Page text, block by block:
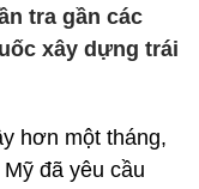
tra gần các
xây dựng trái
hơn một tháng,
đã yêu cầu